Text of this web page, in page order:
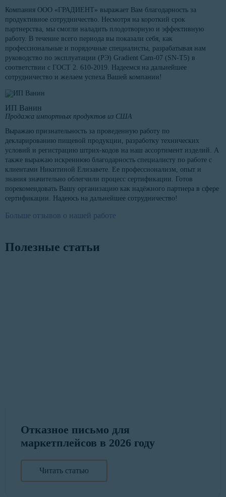
Компания ООО «ГРАДИЕНТ» выражает Вам благодарность за
продуктивное сотрудничество. Несмотря на короткий срок
партнерства, мы смогли наладить плодотворную и эффективную
работу. В течение всего периода вы показали себя, как
профессиональные и порядочные специалисты, разрабатывая нам
руководство по эксплуатации (РЭ) Gradient Cam-07 (SN-T5) в
соответствии с ГОСТ 2. 610-2019. Надеемся на дальнейшее
сотрудничество и желаем успеха Вашей компании!
ИП Ванин
Продажа импортных продуктов из США
Выражаю признательность за проведенную работу по
декларированию пищевой продукции, разработку технических
условий и регистрацию штрих-кодов на наш ассортимент изделий. А
также выражаю искреннюю благодарность специалисту по работе с
клиентами Никитиной Елизавете. Ее профессионализм, опыт и
знания значительно облегчили процесс сертификации. Готов
порекомендовать Вашу организацию как надёжного партнера в сфере
сертификации. Надеюсь на дальнейшее сотрудничество!
Больше отзывов о нашей работе
Полезные статьи
Отказное письмо для
маркетплейсов в 2026 году
Читать статью